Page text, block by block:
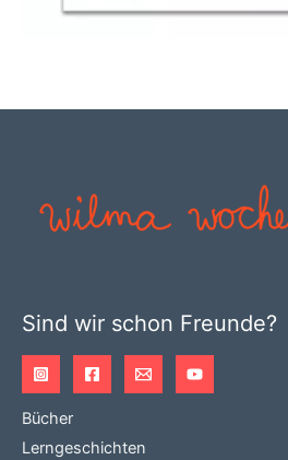
Sind wir schon Freunde?
Bücher
Lerngeschichten